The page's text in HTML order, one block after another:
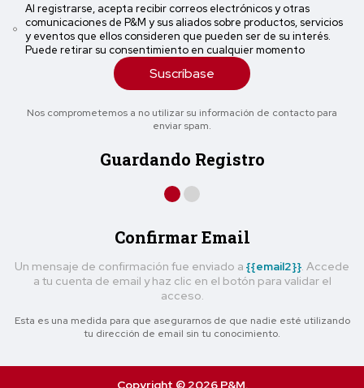
Al registrarse, acepta recibir correos electrónicos y otras
comunicaciones de P&M y sus aliados sobre productos, servicios
y eventos que ellos consideren que pueden ser de su interés.
Puede retirar su consentimiento en cualquier momento
Suscríbase
Nos comprometemos a no utilizar su información de contacto para
enviar spam.
Guardando Registro
Confirmar Email
Un mensaje de confirmación fue enviado a {{email2}} . Accede
a tu cuenta de email y haz clic en el botón para validar el
acceso.
Esta es una medida para que asegurarnos de que nadie esté utilizando
tu dirección de email sin tu conocimiento.
Copyright © 2026 P&M.